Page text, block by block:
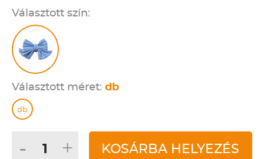
Választott szín:
Választott méret: db
db
- + KOSÁRBA HELYEZÉS